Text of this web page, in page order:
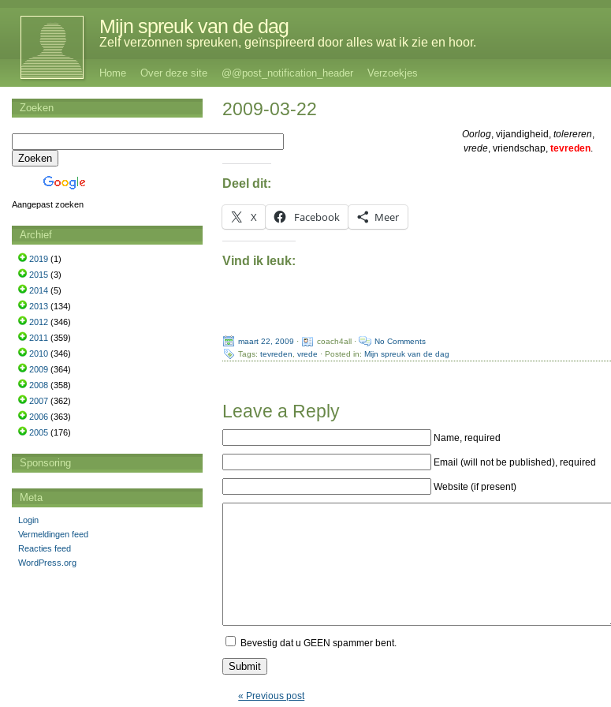
Mijn spreuk van de dag
Zelf verzonnen spreuken, geïnspireerd door alles wat ik zie en hoor.
Home Over deze site @@post_notification_header Verzoekjes
2009-03-22
Oorlog, vijandigheid, tolereren,
vrede, vriendschap, tevreden.
Deel dit:
X Facebook Meer
Vind ik leuk:
maart 22, 2009 · coach4all ·
No Comments
Tags:tevreden ,vrede · Posted in:Mijn spreuk van de dag
Leave a Reply
Name, required
Email (will not be published), required
Website (if present)
Bevestig dat u GEEN spammer bent.
« Previous post
Zoeken
Aangepast zoeken
Archief
2019 (1)
2015 (3)
2014 (5)
2013 (134)
2012 (346)
2011 (359)
2010 (346)
2009 (364)
2008 (358)
2007 (362)
2006 (363)
2005 (176)
Sponsoring
Meta
Login
Vermeldingen feed
Reacties feed
WordPress.org